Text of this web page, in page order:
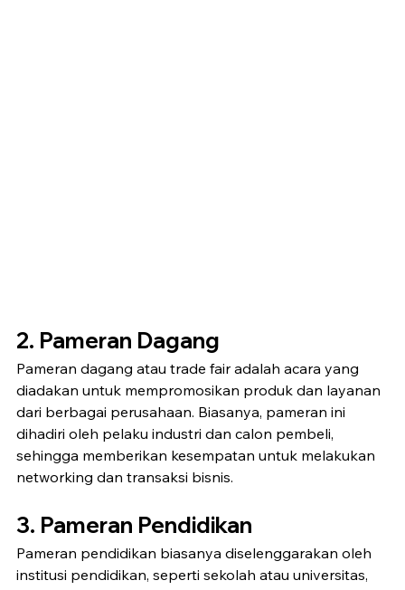
2. Pameran Dagang
Pameran dagang atau trade fair adalah acara yang
diadakan untuk mempromosikan produk dan layanan
dari berbagai perusahaan. Biasanya, pameran ini
dihadiri oleh pelaku industri dan calon pembeli,
sehingga memberikan kesempatan untuk melakukan
networking dan transaksi bisnis.
3. Pameran Pendidikan
Pameran pendidikan biasanya diselenggarakan oleh
institusi pendidikan, seperti sekolah atau universitas,